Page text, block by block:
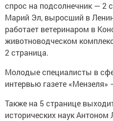
спрос на подсолнечник — 2
Марий Эл, выросший в
работает ветеринаром в
животноводческом
2 страница.
Молодые специалисты в
интервью газете «Мензеля»
Также на 5 странице
исторических наук